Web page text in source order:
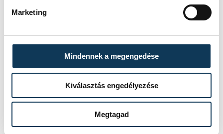
Marketing
Mindennek a megengedése
Kiválasztás engedélyezése
Megtagad